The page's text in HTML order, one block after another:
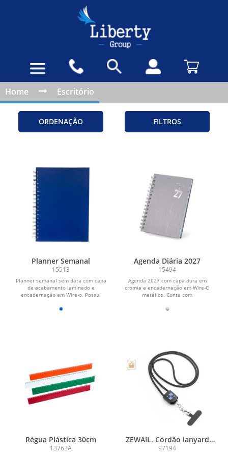
Home Escritório
ORDENAÇÃO FILTROS
Planner Semanal
15513
Planner semanal sem data com capa
de acabamento laminado e
encadernação em Wire-o. Possui
Agenda Diária 2027
15494
Agenda 2027 com capa dura em
cromia e encadernação em Wire-O
metálico. Conta com
dedicadas...
Régua Plástica 30cm
13763A
ZEWAIL. Cordão lanyard
com suporte para celular
97194